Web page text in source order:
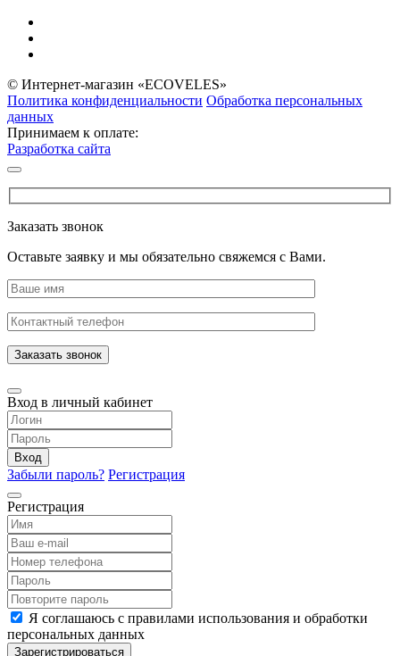
© Интернет-магазин «ECOVELES»
Политика конфиденциальности Обработка персональных
данных
Принимаем к оплате:
Разработка сайта
Заказать звонок
Оставьте заявку и мы обязательно свяжемся с Вами.
Заказать звонок
Вход в личный кабинет
Вход
Забыли пароль? Регистрация
Регистрация
Я соглашаюсь с правилами использования и обработки
персональных данных
Зарегистрироваться